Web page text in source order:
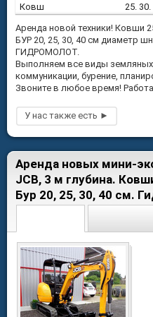
Ковш
25.
Аренда новой техники! Ковши
БУР 20, 25, 30, 40 см диаметр
ГИДРОМОЛОТ.
Выполняем все виды
коммуникации, бурение,
Звоните в любое время!
Аренда новых мини-
JCB, 3 м глубина.
Бур 20, 25, 30, 40 см.